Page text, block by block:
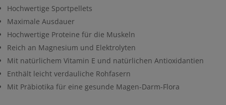
Hochwertige Sportpellets
Maximale Ausdauer
Hochwertige Proteine für die Muskeln
Reich an Magnesium und Elektrolyten
Mit natürlichem Vitamin E und natürlichen Antioxidantien
Enthält leicht verdauliche Rohfasern
Mit Präbiotika für eine gesunde Magen-Darm-Flora